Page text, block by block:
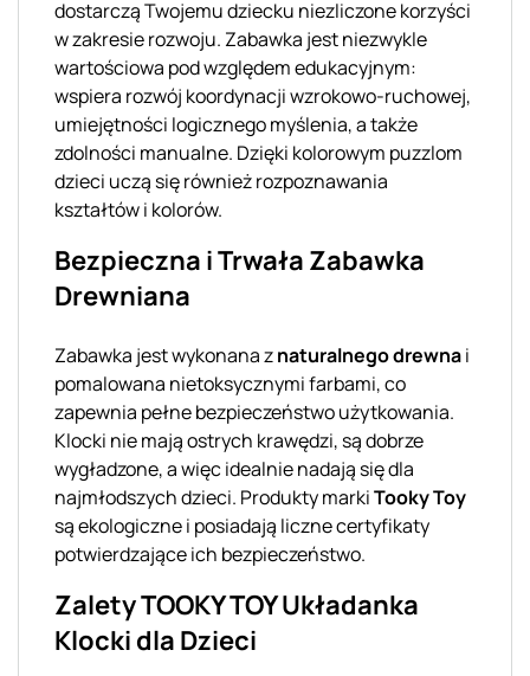
dostarczą Twojemu dziecku niezliczone korzyści
w zakresie rozwoju. Zabawka jest niezwykle
wartościowa pod względem edukacyjnym:
wspiera rozwój koordynacji wzrokowo-ruchowej,
umiejętności logicznego myślenia, a także
zdolności manualne. Dzięki kolorowym puzzlom
dzieci uczą się również rozpoznawania
kształtów i kolorów.
Bezpieczna i Trwała Zabawka
Drewniana
Zabawka jest wykonana znaturalnego drewnai
pomalowana nietoksycznymi farbami, co
zapewnia pełne bezpieczeństwo użytkowania.
Klocki nie mają ostrych krawędzi, są dobrze
wygładzone, a więc idealnie nadają się dla
najmłodszych dzieci. Produkty markiTooky Toy
są ekologiczne i posiadają liczne certyfikaty
potwierdzające ich bezpieczeństwo.
Zalety TOOKY TOY Układanka
Klocki dla Dzieci